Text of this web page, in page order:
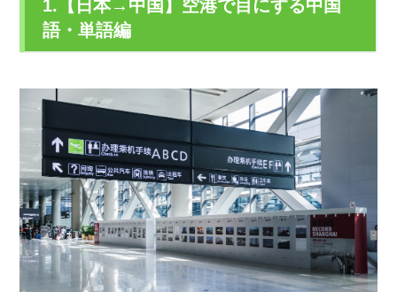
1.【日本→中国】空港で目にする中国
語・単語編